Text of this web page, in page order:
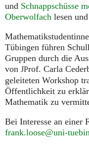
und Schnappschüsse
Oberwolfach lesen
Tübingen führen
Gruppen durch die
von JProf. Carla
geleiteten Workshop
Öffentlichkeit zu
Mathematik zu
Bei Interesse an einer
frank.loose@uni-